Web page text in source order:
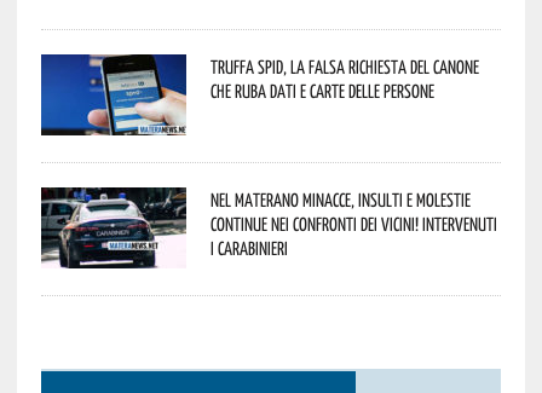
Truffa Spid, la falsa richiesta del canone
che ruba dati e carte delle persone
Nel materano minacce, insulti e molestie
continue nei confronti dei vicini! Intervenuti
i Carabinieri